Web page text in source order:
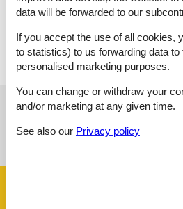
Wohnung ist ebenerdig und daher
zur Verfügung.
data will be forwarded to our
If you accept the use of all cookies,
to statistics) to us forwarding data to
personalised marketing purposes.
You can change or withdraw your
and/or marketing at any given time.
See also our Privacy policy